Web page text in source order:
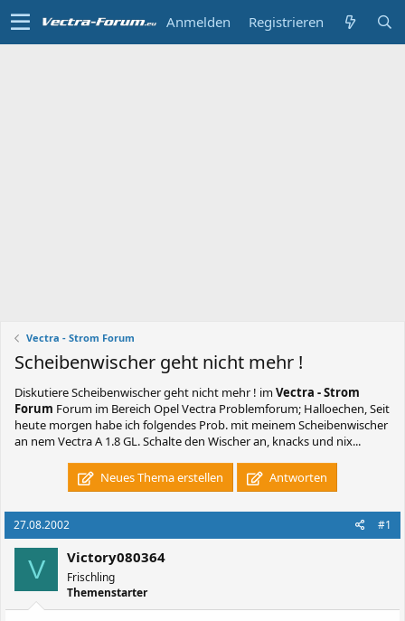
Anmelden Registrieren
Vectra - Strom Forum
Scheibenwischer geht nicht mehr !
DiskutiereScheibenwischer geht nicht mehr ! imVectra - Strom
Forum Forum im Bereich Opel Vectra Problemforum; Halloechen, Seit
heute morgen habe ich folgendes Prob. mit meinem Scheibenwischer
an nem Vectra A 1.8 GL. Schalte den Wischer an, knacks und nix...
Neues Thema erstellen Antworten
27.08.2002 #1
V Victory080364
Frischling
Themenstarter